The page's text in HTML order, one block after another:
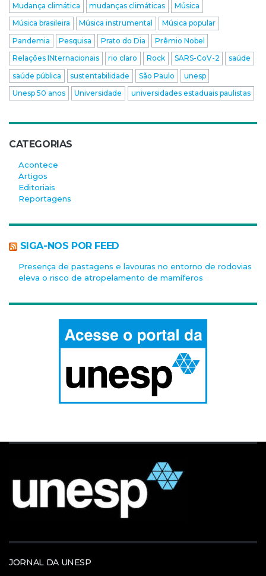
Mudança climática
mudanças climáticas
Música
Música brasileira
Música instrumental
Música popular
Pandemia
Pesquisa Prato do Dia
Prêmio Nobel
Relações INternacionais
rio claro Rock SARS-CoV-2
saúde
saúde pública
sustentabilidade São Paulo
unesp
Unesp 50 anos
Universidade universidades estaduais paulistas
CATEGORIAS
Acontece
Artigos
Editoriais
Reportagens
SIGA-NOS POR FEED
Presença de pastagens e lavouras no entorno de rodovias
eleva o risco de atropelamento de mamíferos
JORNAL DA UNESP